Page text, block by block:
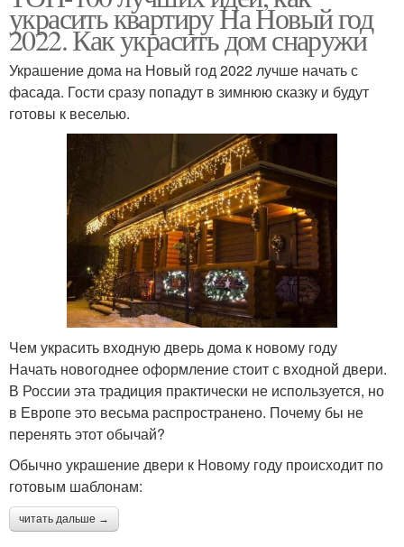
украсить квартиру На Новый год
2022. Как украсить дом снаружи
Украшение дома на Новый год 2022 лучше начать с
фасада. Гости сразу попадут в зимнюю сказку и будут
готовы к веселью.
Чем украсить входную дверь дома к новому году
Начать новогоднее оформление стоит с входной двери.
В России эта традиция практически не используется, но
в Европе это весьма распространено. Почему бы не
перенять этот обычай?
Обычно украшение двери к Новому году происходит по
готовым шаблонам:
читать дальше →